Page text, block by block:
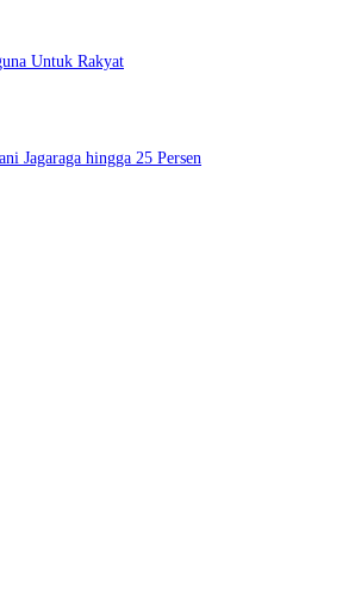
Untuk Rakyat
Jagaraga hingga 25 Persen